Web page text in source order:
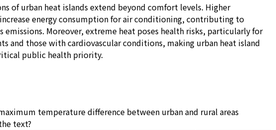
of urban heat islands extend beyond comfort levels. Higher
energy consumption for air conditioning, contributing to
emissions. Moreover, extreme heat poses health risks, particularly for
and those with cardiovascular conditions, making urban heat island
public health priority.
temperature difference between urban and rural areas
text?